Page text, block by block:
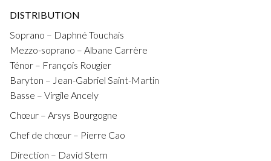
DISTRIBUTION
Soprano – Daphné Touchais
Mezzo-soprano – Albane Carrère
Ténor – François Rougier
Baryton – Jean-Gabriel Saint-Martin
Basse – Virgile Ancely
Chœur – Arsys Bourgogne
Chef de chœur – Pierre Cao
Direction – David Stern